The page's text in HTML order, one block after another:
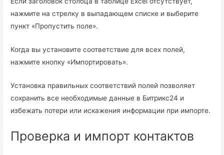
нажмите на стрелку в выпадающем списке и выберите
пункт «Пропустить поле».
Когда вы установите соответствие для всех полей,
нажмите кнопку «Импортировать».
Установка правильных соответствий полей позволяет
сохранить все необходимые данные в Битрикс24 и
избежать потери или искажения информации при импорте.
Проверка и импорт контактов